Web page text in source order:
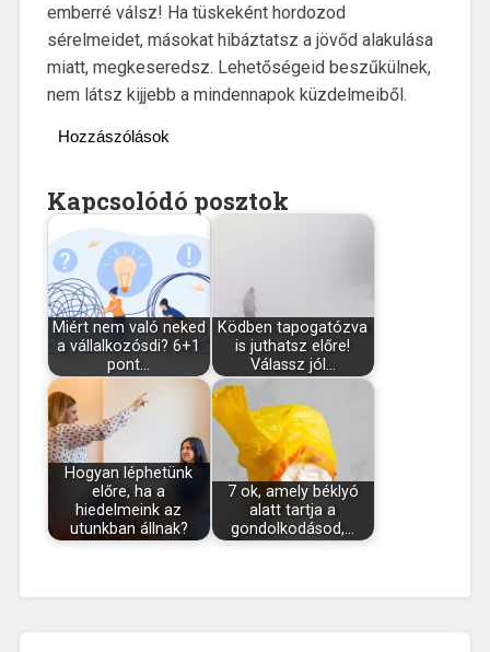
emberré válsz! Ha tüskeként hordozod
sérelmeidet, másokat hibáztatsz a jövőd alakulása
miatt, megkeseredsz. Lehetőségeid beszűkülnek,
nem látsz kijjebb a mindennapok küzdelmeiből.
Hozzászólások
Kapcsolódó posztok
Miért nem való neked
a vállalkozósdi? 6+1
pont…
Ködben tapogatózva
is juthatsz előre!
Válassz jól…
Hogyan léphetünk
előre, ha a
hiedelmeink az
utunkban állnak?
7 ok, amely béklyó
alatt tartja a
gondolkodásod,…